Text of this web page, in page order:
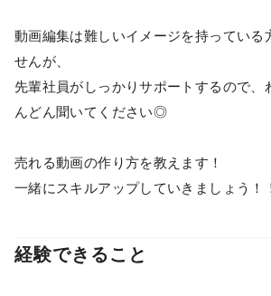
動画編集は難しいイメージを持っている
せんが、
先輩社員がしっかりサポートするので、
んどん聞いてください◎
売れる動画の作り方を教えます！
一緒にスキルアップしていきましょう！
経験できること